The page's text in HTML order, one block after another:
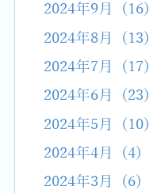
2024年9月 (16)
2024年8月 (13)
2024年7月 (17)
2024年6月 (23)
2024年5月 (10)
2024年4月 (4)
2024年3月 (6)